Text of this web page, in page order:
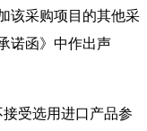
该采购项目的其他采
诺函》中作出声
接受选用进口产品参